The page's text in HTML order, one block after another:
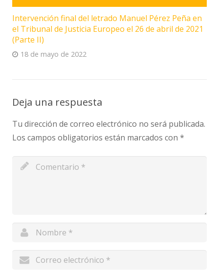
Intervención final del letrado Manuel Pérez Peña en
el Tribunal de Justicia Europeo el 26 de abril de 2021
(Parte II)
18 de mayo de 2022
Deja una respuesta
Tu dirección de correo electrónico no será publicada.
Los campos obligatorios están marcados con *